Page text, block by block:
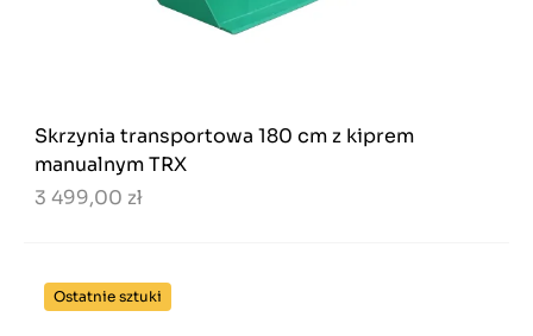
Skrzynia transportowa 180 cm z kiprem
manualnym TRX
3 499,00 zł
Ostatnie sztuki